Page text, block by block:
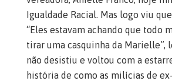
Igualdade Racial. Mas logo viu
“Eles estavam achando que todo
tirar uma casquinha da Marielle”,
não desistiu e voltou com a
história de como as milícias de